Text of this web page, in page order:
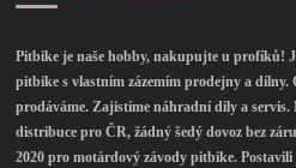
Pitbike je naše hobby, nakupujte u profíků!
pitbike s vlastním zázemím prodejny a dílny.
prodáváme. Zajistíme náhradní díly a
distribuce pro ČR, žádný šedý dovoz bez
2020 pro motárdový závody pitbike.